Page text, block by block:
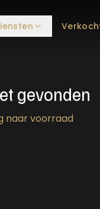
gevonden
naar voorraad